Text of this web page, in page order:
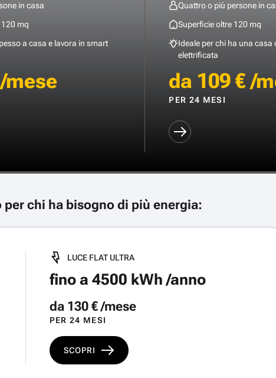
in casa
mq
a casa e lavora in smart
mese
Quattro o più persone in
Superficie oltre 120 mq
Ideale per chi ha una
elettrificata
da 109 € /
PER 24 MESI
SCOPRI
per chi ha bisogno di più energia:
LUCE FLAT ULTRA
fino a 4500 kWh /anno
da 130 € /mese
PER 24 MESI
SCOPRI